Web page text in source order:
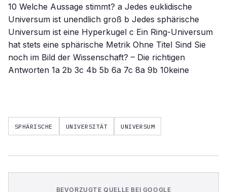
10 Welche Aussage stimmt? a Jedes euklidische
Universum ist unendlich groß b Jedes sphärische
Universum ist eine Hyperkugel c Ein Ring-Universum
hat stets eine sphärische Metrik Ohne Titel Sind Sie
noch im Bild der Wissenschaft? – Die richtigen
Antworten 1a 2b 3c 4b 5b 6a 7c 8a 9b 10keine
SPHÄRISCHE UNIVERSITÄT UNIVERSUM
BEVORZUGTE QUELLE BEI GOOGLE